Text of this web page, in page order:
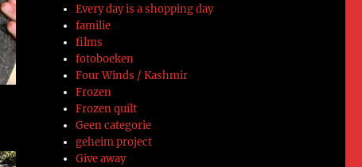
Every day is a shopping day
familie
films
fotoboeken
Four Winds / Kashmir
Frozen
Frozen quilt
Geen categorie
geheim project
Give away